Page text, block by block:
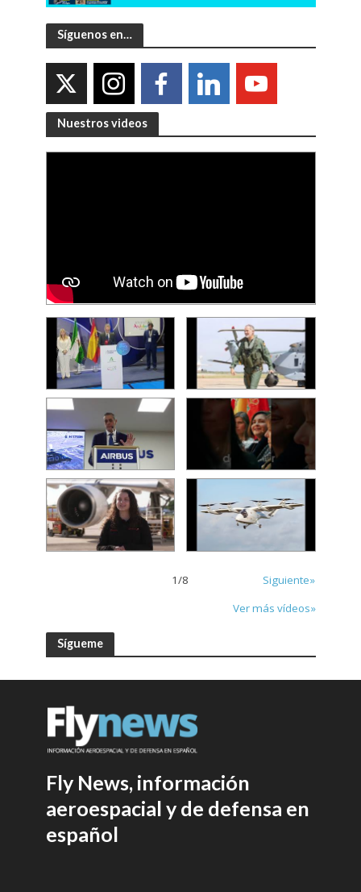
Síguenos en…
Nuestros videos
1/8
Siguiente»
Ver más vídeos»
Sígueme
Fly News, información
aeroespacial y de defensa en
español